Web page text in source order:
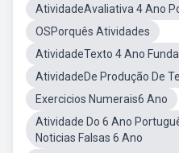
AtividadeAvaliativa 4 Ano
OSPorquês Atividades
AtividadeTexto 4 Ano
AtividadeDe Produção De
Exercicios Numerais6 Ano
Atividade Do 6 Ano
Noticias Falsas 6 Ano